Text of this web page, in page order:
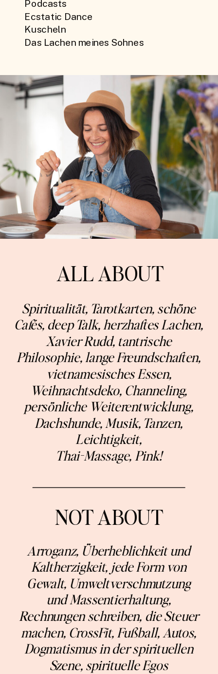
Podcasts
Ecstatic Dance
Kuscheln
Das Lachen meines Sohnes
Arroganz, Überheblichkeit und
Kaltherzigkeit, jede Form von
Gewalt, Umweltverschmutzung
und Massentierhaltung,
Rechnungen schreiben, die Steuer
machen, CrossFit, Fußball, Autos,
Dogmatismus in der spirituellen
Szene, spirituelle Egos
NOT ABOUT
Spiritualität, Tarotkarten, schöne
Cafés, deep Talk, herzhaftes Lachen,
Xavier Rudd, tantrische
Philosophie, lange Freundschaften,
vietnamesisches Essen,
Weihnachtsdeko, Channeling,
persönliche Weiterentwicklung,
Dachshunde, Musik, Tanzen,
Leichtigkeit,
Thai-Massage, Pink!
ALL ABOUT